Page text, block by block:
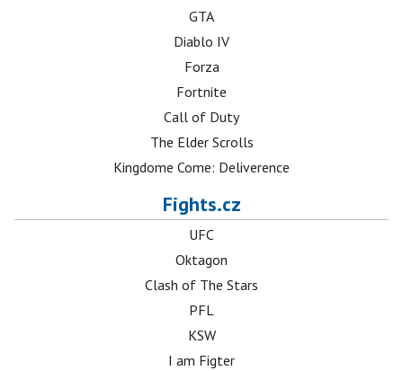
GTA
Diablo IV
Forza
Fortnite
Call of Duty
The Elder Scrolls
Kingdome Come: Deliverence
Fights.cz
UFC
Oktagon
Clash of The Stars
PFL
KSW
I am Figter